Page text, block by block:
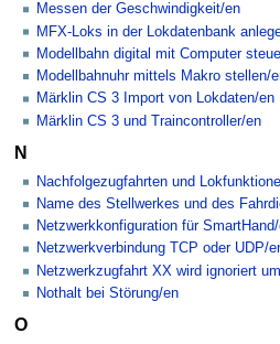
Messen der Geschwindigkeit/en
MFX-Loks in der Lokdatenbank
Modellbahn digital mit Computer
Modellbahnuhr mittels Makro stellen/
Märklin CS 3 Import von Lokdaten/en
Märklin CS 3 und Traincontroller/en
N
Nachfolgezugfahrten und
Name des Stellwerkes und des
Netzwerkkonfiguration für
Netzwerkverbindung TCP oder UDP/
Netzwerkzugfahrt XX wird ignoriert
Nothalt bei Störung/en
O